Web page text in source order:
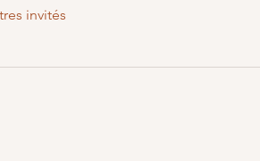
invités